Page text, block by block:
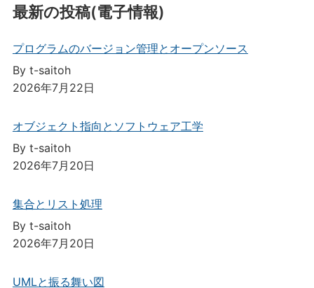
最新の投稿(電子情報)
プログラムのバージョン管理とオープンソース
By t-saitoh
2026年7月22日
オブジェクト指向とソフトウェア工学
By t-saitoh
2026年7月20日
集合とリスト処理
By t-saitoh
2026年7月20日
UMLと振る舞い図